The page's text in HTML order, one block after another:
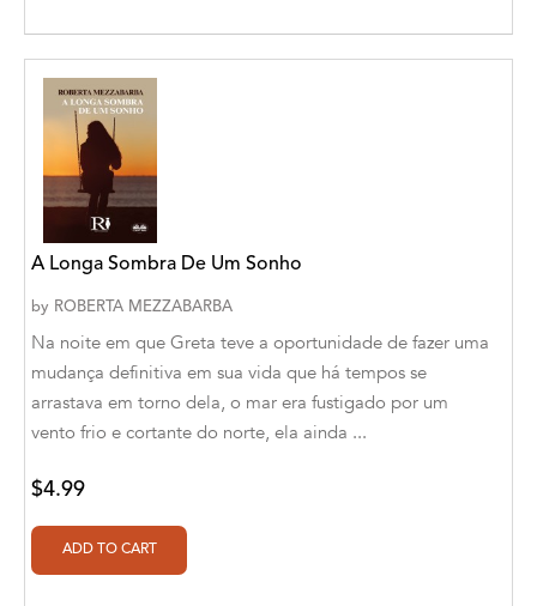
Abraham Solomon;Moriah Bat-Adam
Abū Bakr Aḥmad ibn Ḥusayn al-Bayhahaqī
Acosta, Jamey
ACTS Missions
Adair Solomon
Adam Aranson
Adam Guillain
Adam Markovics
Adarsh Kant
Adilcilene Ferreira
Aditi Ramchandani
Aditi Sharma
A Longa Sombra De Um Sonho
by ROBERTA MEZZABARBA
Na noite em que Greta teve a oportunidade de fazer uma
mudança definitiva em sua vida que há tempos se
arrastava em torno dela, o mar era fustigado por um
vento frio e cortante do norte, ela ainda ...
$4.99